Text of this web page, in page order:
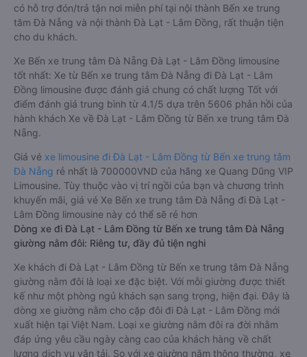
có hỗ trợ đón/trả tận nơi miễn phí tại nội thành Bến xe trung
tâm Đà Nẵng và nội thành Đà Lạt - Lâm Đồng, rất thuận tiện
cho du khách.
Xe Bến xe trung tâm Đà Nẵng Đà Lạt - Lâm Đồng limousine
tốt nhất: Xe từ Bến xe trung tâm Đà Nẵng đi Đà Lạt - Lâm
Đồng limousine được đánh giá chung có chất lượng Tốt với
điểm đánh giá trung bình từ 4.1/5 dựa trên 5606 phản hồi của
hành khách Xe về Đà Lạt - Lâm Đồng từ Bến xe trung tâm Đà
Nẵng.
Giá vé xe limousine đi Đà Lạt - Lâm Đồng từ Bến xe trung tâm
Đà Nẵng rẻ nhất là 700000VND của hãng xe Quang Dũng VIP
Limousine. Tùy thuộc vào vị trí ngồi của bạn và chương trình
khuyến mãi, giá vé Xe Bến xe trung tâm Đà Nẵng đi Đà Lạt -
Lâm Đồng limousine này có thể sẽ rẻ hơn
Dòng xe đi Đà Lạt - Lâm Đồng từ Bến xe trung tâm Đà Nẵng
giường nằm đôi: Riêng tư, đầy đủ tiện nghi
Xe khách đi Đà Lạt - Lâm Đồng từ Bến xe trung tâm Đà Nẵng
giường nằm đôi là loại xe đặc biệt. Với mỗi giường được thiết
kế như một phòng ngủ khách sạn sang trọng, hiện đại. Đây là
dòng xe giường nằm cho cặp đôi đi Đà Lạt - Lâm Đồng mới
xuất hiện tại Việt Nam. Loại xe giường nằm đôi ra đời nhằm
đáp ứng yêu cầu ngày càng cao của khách hàng về chất
lượng dịch vụ vận tải. So với xe giường nằm thông thường, xe